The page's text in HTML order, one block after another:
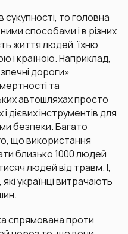
то головна
способами і в різних
життя людей, їхню
і країною. Наприклад,
дороги»
та
автошляхах просто
інструментів для
безпеки. Багато
що використання
близько 1000 людей
людей від травм. І,
українці витрачають
спрямована проти